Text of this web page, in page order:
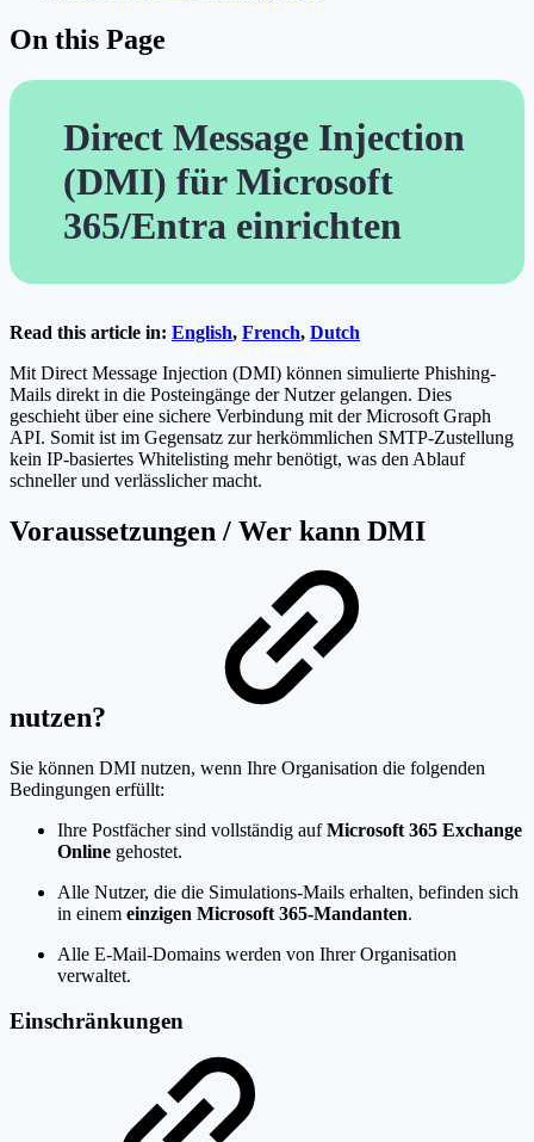
On this Page
Direct Message Injection
(DMI) für Microsoft
365/Entra einrichten
Read this article in: English, French, Dutch
Mit Direct Message Injection (DMI) können simulierte Phishing-
Mails direkt in die Posteingänge der Nutzer gelangen. Dies
geschieht über eine sichere Verbindung mit der Microsoft Graph
API. Somit ist im Gegensatz zur herkömmlichen SMTP-Zustellung
kein IP-basiertes Whitelisting mehr benötigt, was den Ablauf
schneller und verlässlicher macht.
Voraussetzungen / Wer kann DMI
nutzen?
Sie können DMI nutzen, wenn Ihre Organisation die folgenden
Bedingungen erfüllt:
Ihre Postfächer sind vollständig aufMicrosoft 365 Exchange
Online gehostet.
Alle Nutzer, die die Simulations-Mails erhalten, befinden sich
in einem einzigen Microsoft 365-Mandanten.
Alle E-Mail-Domains werden von Ihrer Organisation
verwaltet.
Einschränkungen